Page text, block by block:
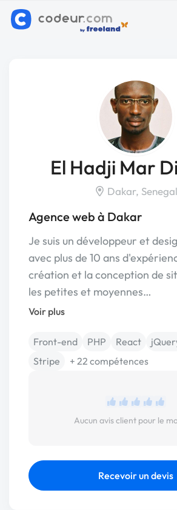
El Hadji Mar
Dakar, Senegal
Agence web à Dakar
Je suis un développeur et
avec plus de 10 ans
création et la conception de
les petites et moyennes…
Voir plus
Front-end PHP React
Stripe
+ 22 compétences
Aucun avis client pour le
Recevoir un devis